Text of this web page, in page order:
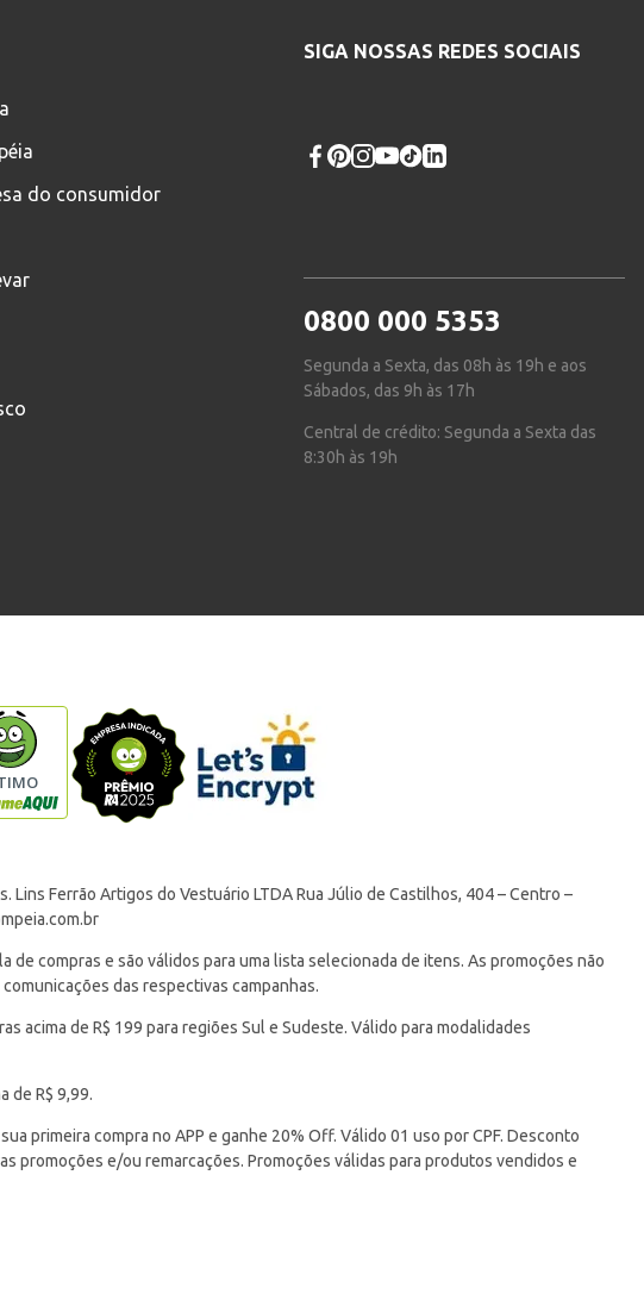
do consumidor
SIGA NOSSAS REDES SOCIAIS
0800 000 5353
Segunda a Sexta, das 08h às 19h e aos
Sábados, das 9h às 17h
Central de crédito: Segunda a Sexta das
8:30h às 19h
Ferrão Artigos do Vestuário LTDA Rua Júlio de Castilhos, 404 – Centro –
compras e são válidos para uma lista selecionada de itens. As promoções não
das respectivas campanhas.
acima de R$ 199 para regiões Sul e Sudeste. Válido para modalidades
de R$ 9,99.
primeira compra no APP e ganhe 20% Off. Válido 01 uso por CPF. Desconto
promoções e/ou remarcações. Promoções válidas para produtos vendidos e